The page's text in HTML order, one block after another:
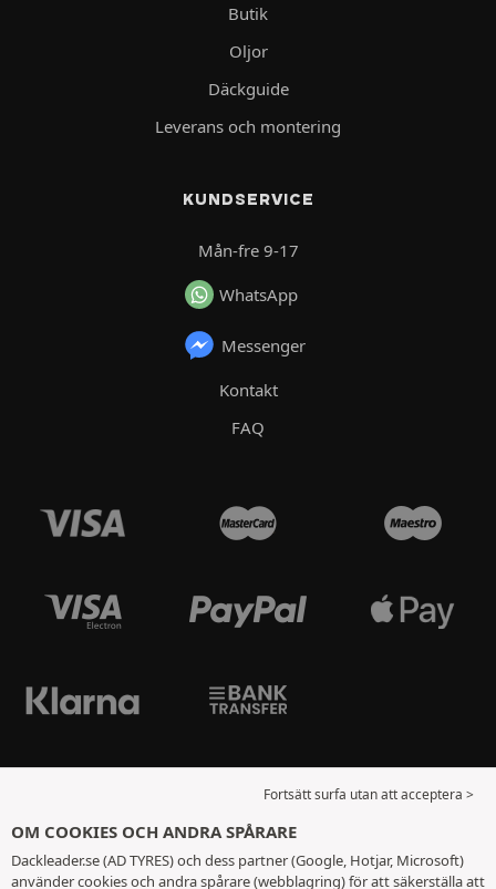
Butik
Oljor
Däckguide
Leverans och montering
KUNDSERVICE
Mån-fre 9-17
WhatsApp
Messenger
Kontakt
FAQ
Fortsätt surfa utan att acceptera >
OM COOKIES OCH ANDRA SPÅRARE
Dackleader.se (AD TYRES) och dess partner (Google, Hotjar, Microsoft)
använder cookies och andra spårare (webblagring) för att säkerställa att